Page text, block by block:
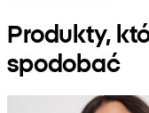
Produkty,
spodobać